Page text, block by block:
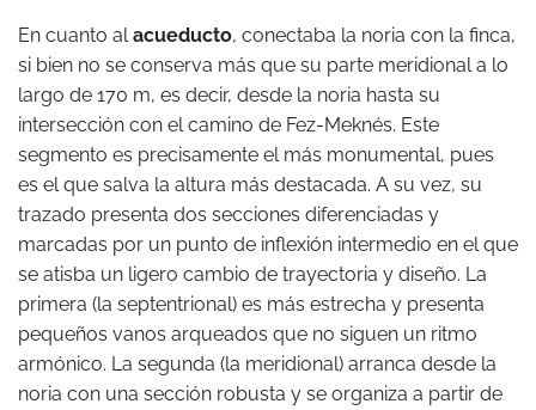
En cuanto alacueducto, conectaba la noria con la finca,
si bien no se conserva más que su parte meridional a lo
largo de 170 m, es decir, desde la noria hasta su
intersección con el camino de Fez-Meknés. Este
segmento es precisamente el más monumental, pues
es el que salva la altura más destacada. A su vez, su
trazado presenta dos secciones diferenciadas y
marcadas por un punto de inflexión intermedio en el que
se atisba un ligero cambio de trayectoria y diseño. La
primera (la septentrional) es más estrecha y presenta
pequeños vanos arqueados que no siguen un ritmo
armónico. La segunda (la meridional) arranca desde la
noria con una sección robusta y se organiza a partir de